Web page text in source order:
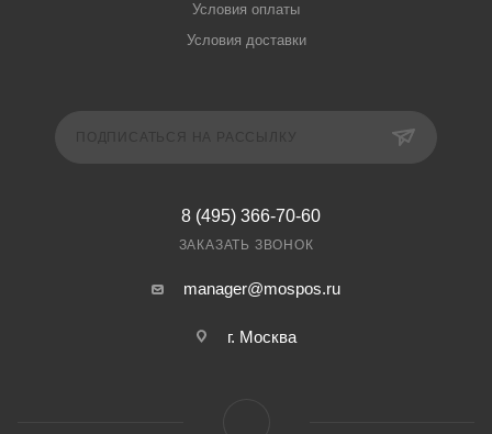
Условия оплаты
Условия доставки
8 (495) 366-70-60
ЗАКАЗАТЬ ЗВОНОК
manager@mospos.ru
г. Москва